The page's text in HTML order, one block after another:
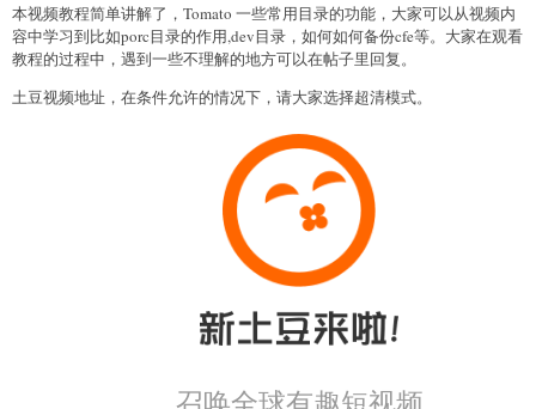
本视频教程简单讲解了，Tomato 一些常用目录的功能，大家可以从视频内
容中学习到比如porc目录的作用,dev目录，如何如何备份cfe等。大家在观看
教程的过程中，遇到一些不理解的地方可以在帖子里回复。
土豆视频地址，在条件允许的情况下，请大家选择超清模式。